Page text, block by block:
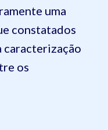
uma
constatados
caracterização
os